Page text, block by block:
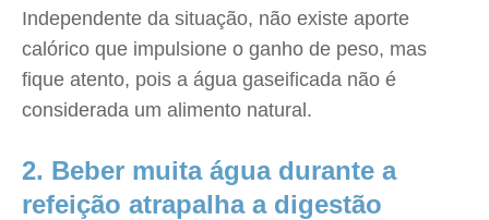
Independente da situação, não existe aporte
calórico que impulsione o ganho de peso, mas
fique atento, pois a água gaseificada não é
considerada um alimento natural.
2. Beber muita água durante a
refeição atrapalha a digestão